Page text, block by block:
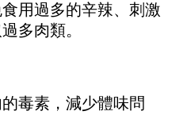
用過多的辛辣、刺激
多肉類。
毒素，減少體味問